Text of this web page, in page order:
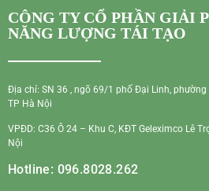
CÔNG TY CỔ PHẦN GIẢI
NĂNG LƯỢNG TÁI TẠO
Địa chỉ: SN 36 , ngõ 69/1 phố Đại Linh, phường
TP Hà Nội
VPĐD: C36 Ô 24 – Khu C, KĐT Geleximco Lê
Nội
Hotline: 096.8028.262